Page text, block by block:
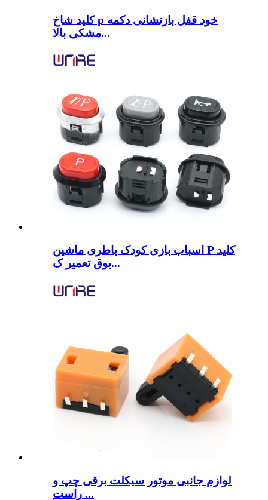
کلید شاخ p خود قفل بازنشانی دکمه
مشکی بالا...
اسباب بازی کودک باطری ماشین P کلید
بوق تعمیر ک...
لوازم جانبی موتور سیکلت برقی چپ و
راست ...